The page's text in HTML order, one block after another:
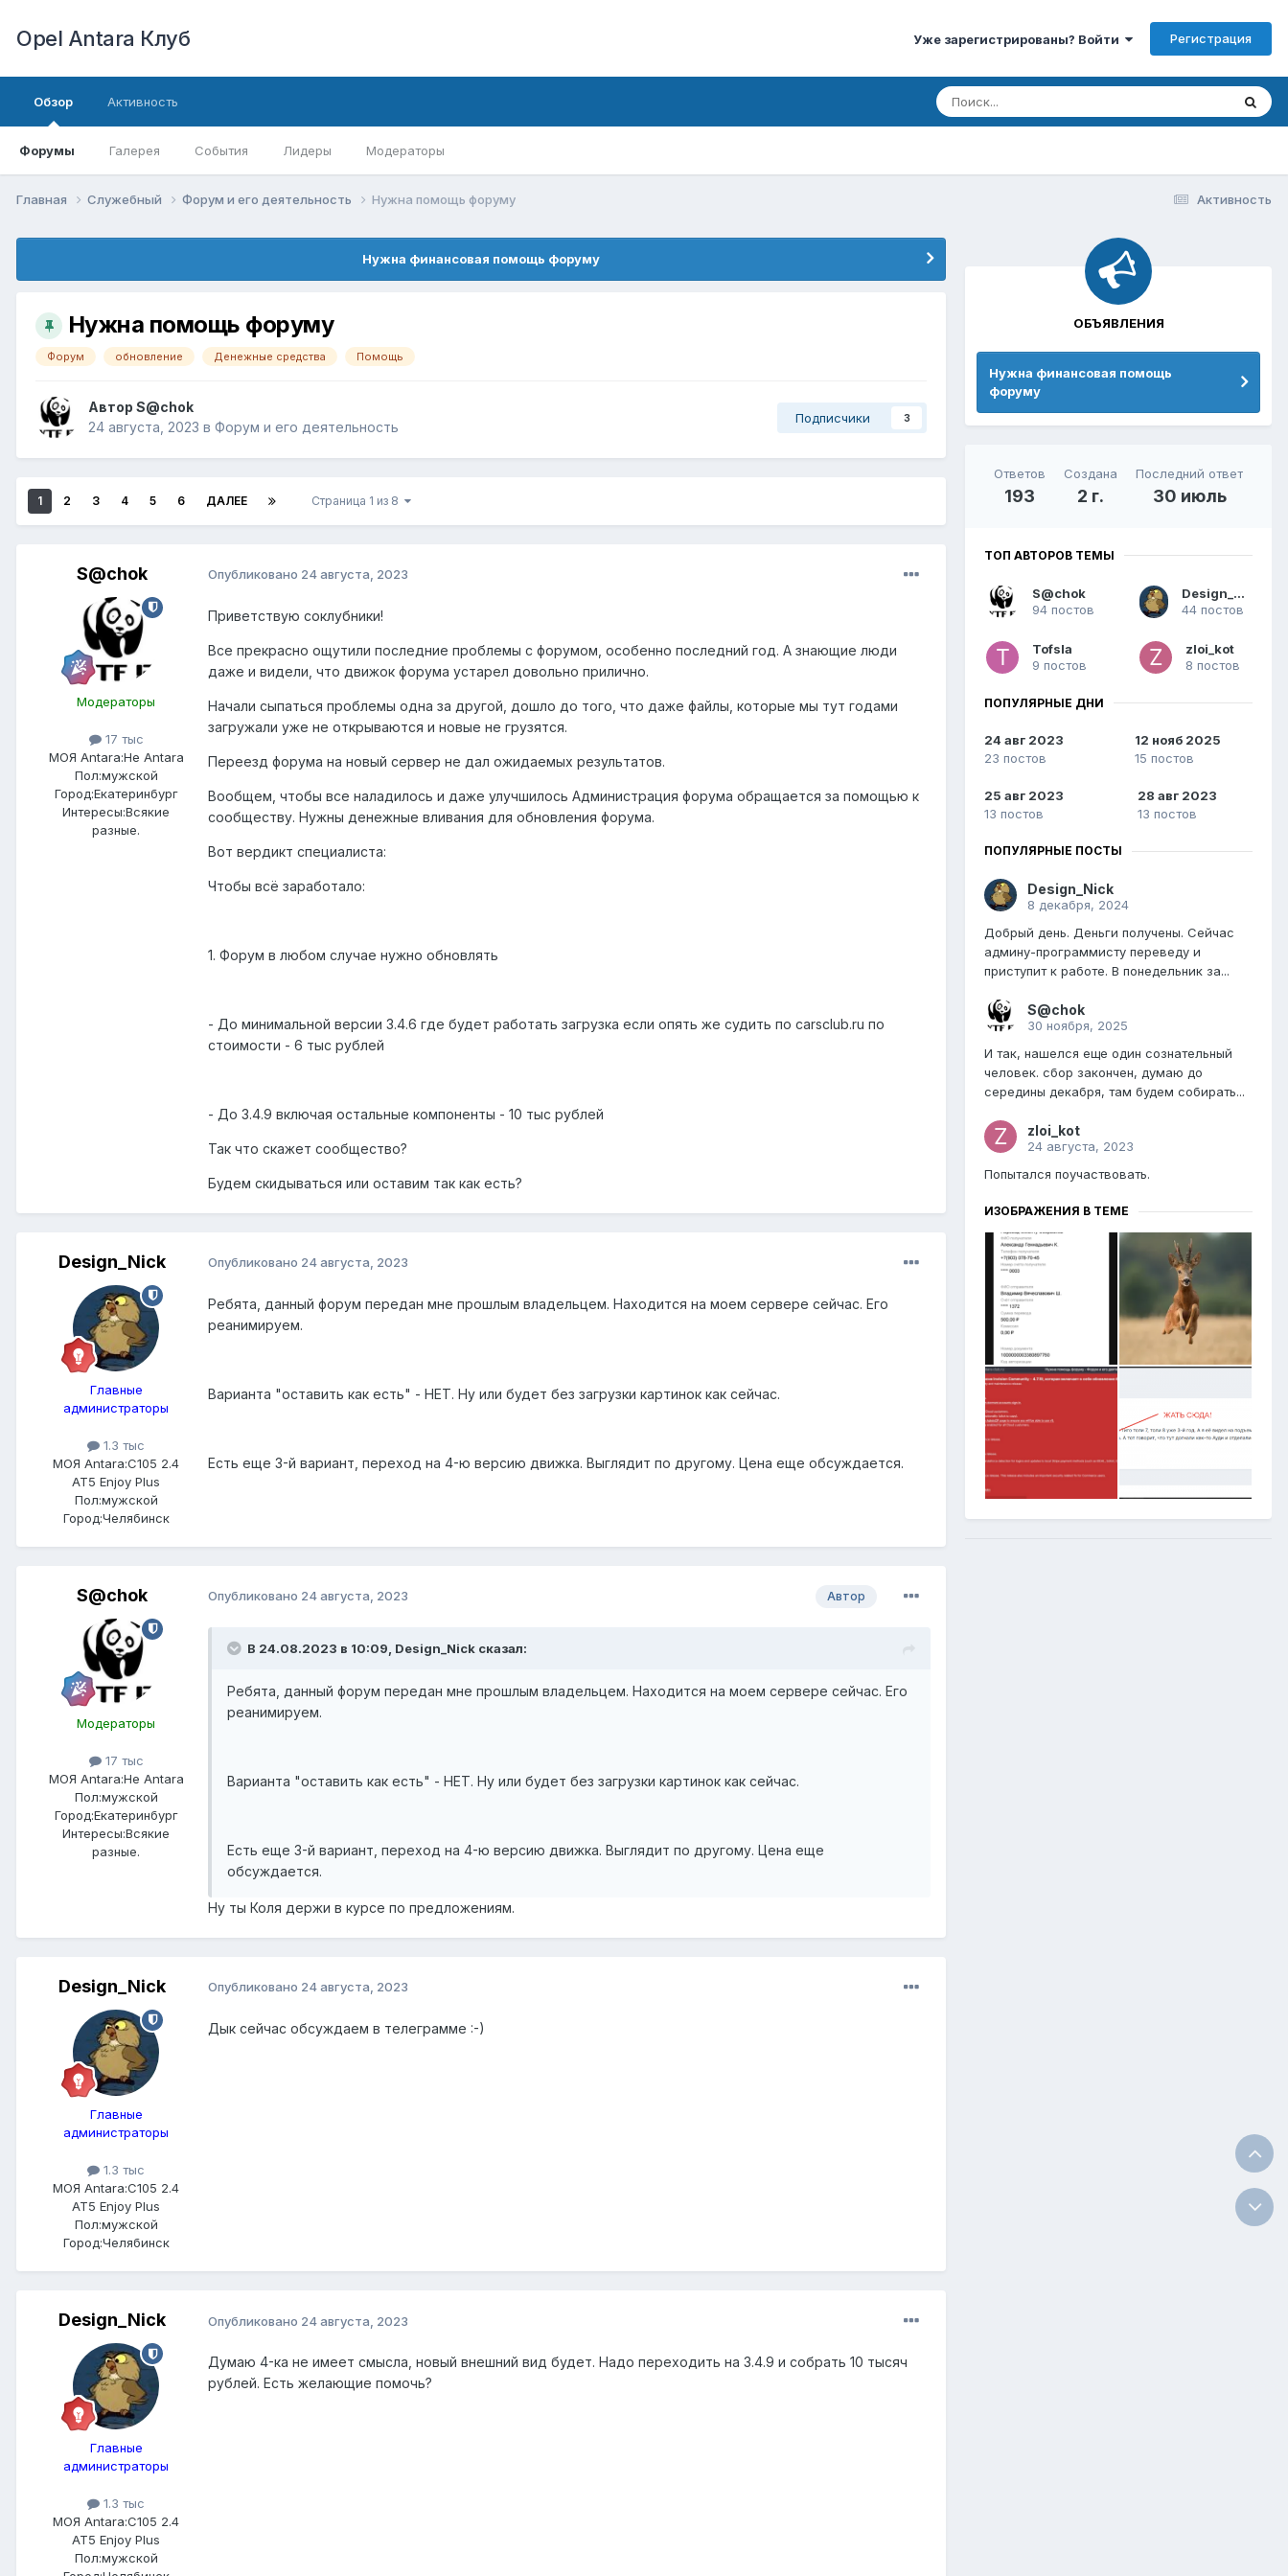
Opel Antara Клуб Уже зарегистрированы? Войти Регистрация
Обзор
Форумы Галерея События Лидеры Модераторы
Активность
Активность
Главная Служебный Форум и его деятельность Нужна помощь форуму
Нужна финансовая помощь форуму
Нужна помощь форуму
Форум обновление Денежные средства Помощь
Автор S@chok
24 августа, 2023 в Форум и его деятельность
Подписчики 3
1 2 3 4 5 6 ДАЛЕЕ Страница 1 из 8
S@chok
Модераторы
17 тыс
МОЯ Antara:Не Antara
Пол:мужской
Город:Екатеринбург
Интересы:Всякие
разные.
Опубликовано 24 августа, 2023
Приветствую соклубники!
Все прекрасно ощутили последние проблемы с форумом, особенно последний год. А знающие люди
даже и видели, что движок форума устарел довольно прилично.
Начали сыпаться проблемы одна за другой, дошло до того, что даже файлы, которые мы тут годами
загружали уже не открываются и новые не грузятся.
Переезд форума на новый сервер не дал ожидаемых результатов.
Вообщем, чтобы все наладилось и даже улучшилось Администрация форума обращается за помощью к
сообществу. Нужны денежные вливания для обновления форума.
Вот вердикт специалиста:
Чтобы всё заработало:
1. Форум в любом случае нужно обновлять
- До минимальной версии 3.4.6 где будет работать загрузка если опять же судить по carsclub.ru по
стоимости - 6 тыс рублей
- До 3.4.9 включая остальные компоненты - 10 тыс рублей
Так что скажет сообщество?
Будем скидываться или оставим так как есть?
Design_Nick
Главные
администраторы
1.3 тыс
МОЯ Antara:C105 2.4
AT5 Enjoy Plus
Пол:мужской
Город:Челябинск
Опубликовано 24 августа, 2023
Ребята, данный форум передан мне прошлым владельцем. Находится на моем сервере сейчас. Его
реанимируем.
Варианта "оставить как есть" - НЕТ. Ну или будет без загрузки картинок как сейчас.
Есть еще 3-й вариант, переход на 4-ю версию движка. Выглядит по другому. Цена еще обсуждается.
S@chok
Модераторы
17 тыс
МОЯ Antara:Не Antara
Пол:мужской
Город:Екатеринбург
Интересы:Всякие
разные.
Автор
Опубликовано 24 августа, 2023
В 24.08.2023 в 10:09, Design_Nick сказал:
Ребята, данный форум передан мне прошлым владельцем. Находится на моем сервере сейчас. Его
реанимируем.
Варианта "оставить как есть" - НЕТ. Ну или будет без загрузки картинок как сейчас.
Есть еще 3-й вариант, переход на 4-ю версию движка. Выглядит по другому. Цена еще
обсуждается.
Ну ты Коля держи в курсе по предложениям.
Design_Nick
Главные
администраторы
1.3 тыс
МОЯ Antara:C105 2.4
AT5 Enjoy Plus
Пол:мужской
Город:Челябинск
Опубликовано 24 августа, 2023
Дык сейчас обсуждаем в телеграмме :-)
Design_Nick
Главные
администраторы
1.3 тыс
МОЯ Antara:C105 2.4
AT5 Enjoy Plus
Пол:мужской
Опубликовано 24 августа, 2023
Думаю 4-ка не имеет смысла, новый внешний вид будет. Надо переходить на 3.4.9 и собрать 10 тысяч
рублей. Есть желающие помочь?
ОБЪЯВЛЕНИЯ
Нужна финансовая помощь
форуму
Ответов
193
Создана
2 г.
Последний ответ
30 июль
ТОП АВТОРОВ ТЕМЫ
S@chok
94 постов
Design_Nick
44 постов
Tofsla
9 постов
zloi_kot
8 постов
ПОПУЛЯРНЫЕ ДНИ
24 авг 2023
23 постов
12 нояб 2025
15 постов
25 авг 2023
13 постов
28 авг 2023
13 постов
ПОПУЛЯРНЫЕ ПОСТЫ
Design_Nick
8 декабря, 2024
Добрый день. Деньги получены. Сейчас
админу-программисту переведу и
приступит к работе. В понедельник за...
S@chok
30 ноября, 2025
И так, нашелся еще один сознательный
человек. сбор закончен, думаю до
середины декабря, там будем собирать...
zloi_kot
24 августа, 2023
Попытался поучаствовать.
ИЗОБРАЖЕНИЯ В ТЕМЕ